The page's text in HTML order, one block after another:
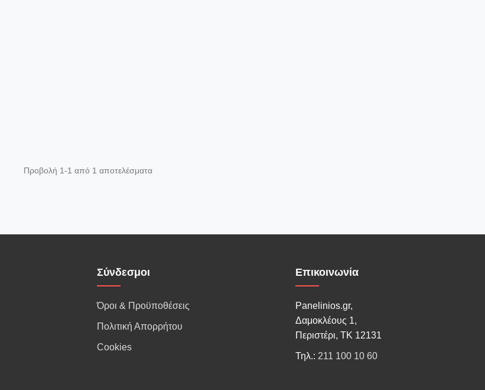
Προβολή 1-1 από 1 αποτελέσματα
Σύνδεσμοι
Όροι & Προϋποθέσεις
Πολιτική Απορρήτου
Cookies
Επικοινωνία
Panelinios.gr,
Δαμοκλέους 1,
Περιστέρι, ΤΚ 12131
Τηλ.: 211 100 10 60